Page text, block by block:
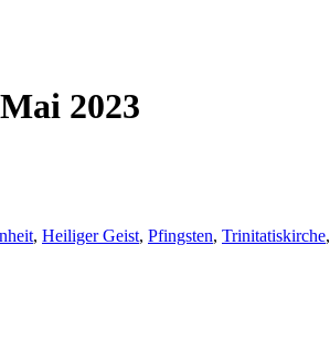
2023
, Heiliger Geist, Pfingsten, Trinitatiskirche,